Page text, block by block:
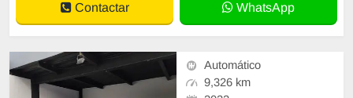
Contactar WhatsApp
Automático
9,326 km